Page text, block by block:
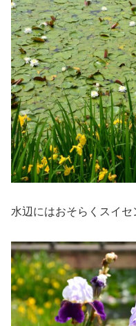
水辺にはおそらくスイ